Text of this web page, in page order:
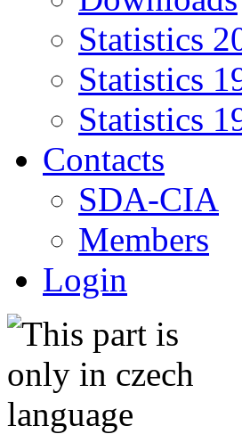
Statistics
Statistics
Statistics
Contacts
SDA-CIA
Members
Login